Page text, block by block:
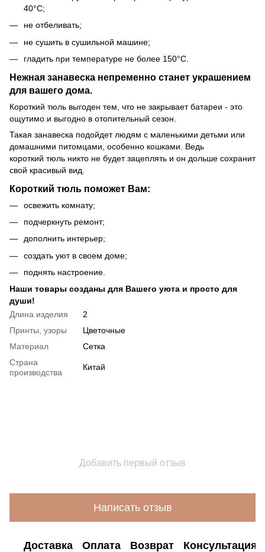
40°C;
не отбеливать;
не сушить в сушильной машине;
гладить при температуре не более 150°C.
Нежная занавеска непременно станет украшением
для вашего дома.
Короткий тюль выгоден тем, что не закрывает батареи - это
ощутимо и выгодно в отопительный сезон.
Такая занавеска подойдет людям с маленькими детьми или
домашними питомцами, особенно кошками. Ведь
короткий тюль никто не будет зацеплять и он дольше сохранит
свой красивый вид.
Короткий тюль поможет Вам:
освежить комнату;
подчеркнуть ремонт;
дополнить интерьер;
создать уют в своем доме;
поднять настроение.
Наши товары созданы для Вашего уюта и просто для
души!
Длина изделия
2
Принты, узоры
Цветочные
Материал
Сетка
Страна
производства
Китай
Добавить первый отзыв
Написать отзыв
Доставка Оплата Возврат Консультация